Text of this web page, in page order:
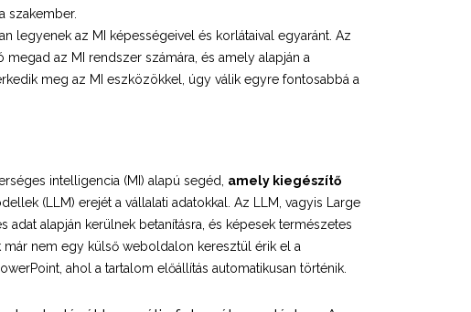
szakember.
legyenek az MI képességeivel és korlátaival egyaránt. Az
az MI rendszer számára, és amely alapján a
meg az MI eszközökkel, úgy válik egyre fontosabbá a
intelligencia (MI) alapú segéd, amely kiegészítő
(LLM) erejét a vállalati adatokkal. Az LLM, vagyis Large
alapján kerülnek betanításra, és képesek természetes
már nem egy külső weboldalon keresztül érik el a
ahol a tartalom előállítás automatikusan történik.